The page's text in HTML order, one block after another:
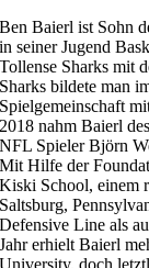
Ben Baierl ist Sohn
in seiner Jugend
Tollense Sharks mit
Sharks bildete man
Spielgemeinschaft
2018 nahm Baierl
NFL Spieler Björn
Mit Hilfe der
Kiski School, einem
Saltsburg,
Defensive Line als
Jahr erhielt Baierl
University, doch